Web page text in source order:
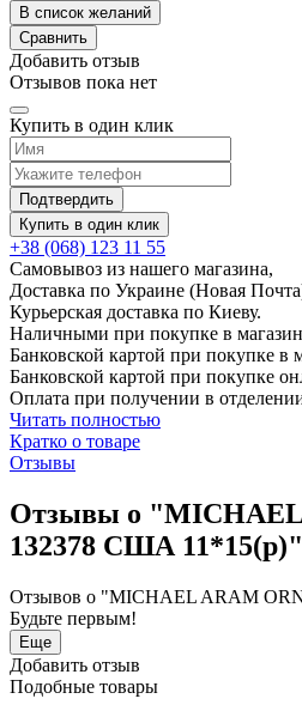
В список желаний
Сравнить
Добавить отзыв
Отзывов пока нет
Купить в один клик
Подтвердить
Купить в один клик
+38 (068) 123 11 55
Самовывоз из нашего магазина,
Доставка по Украине (Новая
Курьерская доставка по Киеву.
Наличными при покупке в
Банковской картой при покупке в
Банковской картой при покупке
Оплата при получении в
Читать полностью
Кратко о товаре
Отзывы
Отзывы о "MICHAEL
132378 США 11*15(р)"
Отзывов о "MICHAEL ARAM
Будьте первым!
Еще
Добавить отзыв
Подобные товары